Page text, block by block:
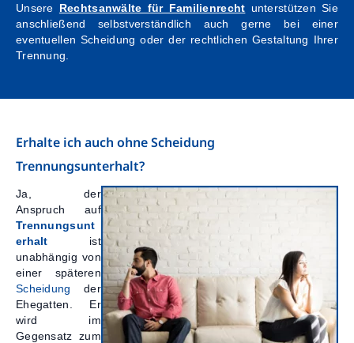
Unsere Rechtsanwälte für Familienrecht unterstützen Sie
anschließend selbstverständlich auch gerne bei einer
eventuellen Scheidung oder der rechtlichen Gestaltung Ihrer
Trennung.
Erhalte ich auch ohne Scheidung
Trennungsunterhalt?
Ja, der
Anspruch auf
Trennungsunt
erhalt ist
unabhängig von
einer späteren
Scheidung der
Ehegatten. Er
wird im
Gegensatz zum